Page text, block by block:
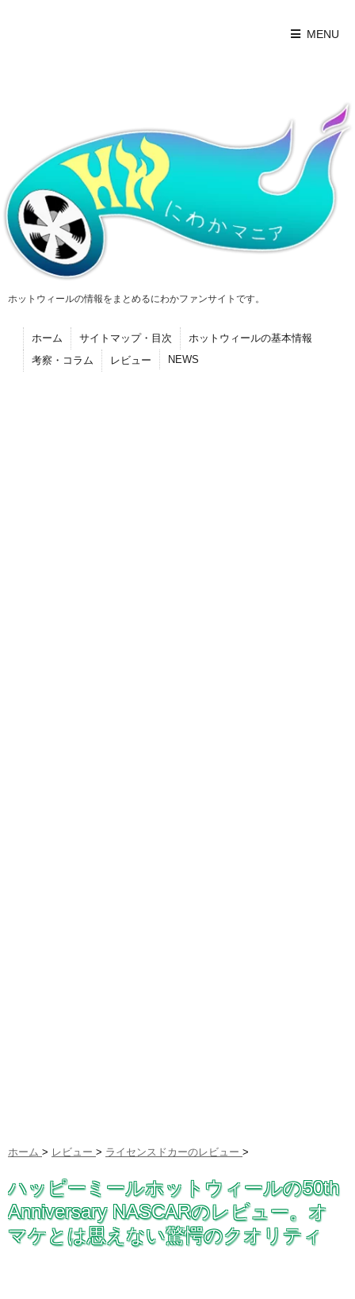
MENU
ホットウィールの情報をまとめるにわかファンサイトです。
ホーム サイトマップ・目次
ホットウィールの基本情報
考察・コラム
レビュー NEWS
ホーム > レビュー > ライセンスドカーのレビュー >
ハッピーミールホットウィールの50th
Anniversary NASCARのレビュー。オ
マケとは思えない驚愕のクオリティ